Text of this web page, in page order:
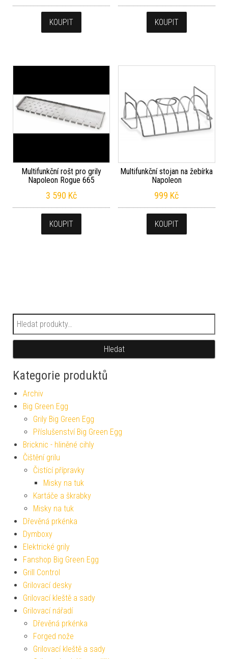
KOUPIT KOUPIT
Multifunkční rošt pro grily
Napoleon Rogue 665
3 590 Kč
KOUPIT
Multifunkční stojan na žebírka
Napoleon
999 Kč
KOUPIT
Hledat:
Hledat
Kategorie produktů
Archiv
Big Green Egg
Grily Big Green Egg
Příslušenství Big Green Egg
Bricknic - hliněné cihly
Čištění grilu
Čistící přípravky
Misky na tuk
Kartáče a škrabky
Misky na tuk
Dřevěná prkénka
Dymboxy
Elektrické grily
Fanshop Big Green Egg
Grill Control
Grilovací desky
Grilovací kleště a sady
Grilovací nářadí
Dřevěná prkénka
Forged nože
Grilovací kleště a sady